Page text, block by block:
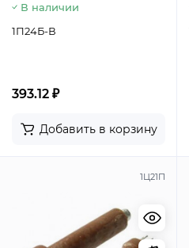
В наличии
1П24Б-В
393.12 ₽
Добавить в корзину
1Ц21П